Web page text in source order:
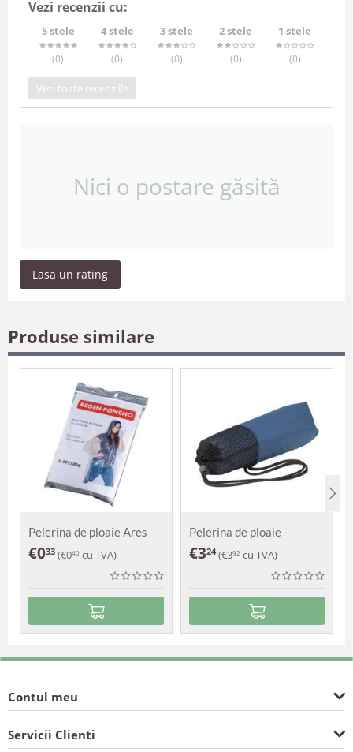
Vezi recenzii cu:
5 stele
(0)
4 stele
(0)
3 stele
(0)
2 stele
(0)
1 stele
(0)
Vezi toate recenziile
Nici o postare găsită
Lasa un rating
Produse similare
Pelerina de ploaie Ares
€033 (€040 cu TVA)
Pelerina de ploaie
Augustus
€324 (€392 cu TVA)
Contul meu
Servicii Clienti